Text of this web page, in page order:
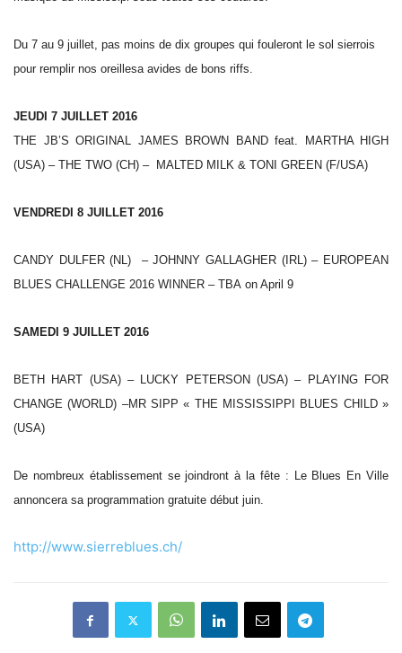
Du 7 au 9 juillet, pas moins de dix groupes qui fouleront le sol sierrois
pour remplir nos oreillesa avides de bons riffs.
JEUDI 7 JUILLET 2016
THE JB’S ORIGINAL JAMES BROWN BAND feat. MARTHA HIGH
(USA) – THE TWO (CH) – MALTED MILK & TONI GREEN (F/USA)
VENDREDI 8 JUILLET 2016
CANDY DULFER (NL) –JOHNNY GALLAGHER (IRL) – EUROPEAN
BLUES CHALLENGE 2016 WINNER – TBA on April 9
SAMEDI 9 JUILLET 2016
BETH HART (USA) – LUCKY PETERSON (USA) – PLAYING FOR
CHANGE (WORLD) –MR SIPP « THE MISSISSIPPI BLUES CHILD »
(USA)
De nombreux établissement se joindront à la fête : Le Blues En Ville
annoncera sa programmation gratuite début juin.
http://www.sierreblues.ch/